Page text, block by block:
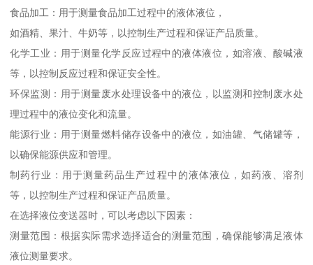
食品加工：用于测量食品加工过程中的液体液位，
如酒精、果汁、牛奶等，以控制生产过程和保证产品质量。
化学工业：用于测量化学反应过程中的液体液位，如溶液、酸碱液
等，以控制反应过程和保证安全性。
环保监测：用于测量废水处理设备中的液位，以监测和控制废水处
理过程中的液位变化和流量。
能源行业：用于测量燃料储存设备中的液位，如油罐、气储罐等，
以确保能源供应和管理。
制药行业：用于测量药品生产过程中的液体液位，如药液、溶剂
等，以控制生产过程和保证产品质量。
在选择液位变送器时，可以考虑以下因素：
测量范围：根据实际需求选择适合的测量范围，确保能够满足液体
液位测量要求。